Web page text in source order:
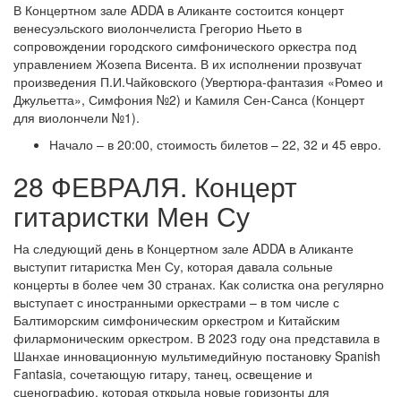
В Концертном зале ADDA в Аликанте состоится концерт
венесуэльского виолончелиста Грегорио Ньето в
сопровождении городского симфонического оркестра под
управлением Жозепа Висента. В их исполнении прозвучат
произведения П.И.Чайковского (Увертюра-фантазия «Ромео и
Джульетта», Симфония №2) и Камиля Сен-Санса (Концерт
для виолончели №1).
Начало – в 20:00, стоимость билетов – 22, 32 и 45 евро.
28 ФЕВРАЛЯ. Концерт
гитаристки Мен Су
На следующий день в Концертном зале ADDA в Аликанте
выступит гитаристка Мен Су, которая давала сольные
концерты в более чем 30 странах. Как солистка она регулярно
выступает с иностранными оркестрами – в том числе с
Балтиморским симфоническим оркестром и Китайским
филармоническим оркестром. В 2023 году она представила в
Шанхае инновационную мультимедийную постановку Spanish
Fantasia, сочетающую гитару, танец, освещение и
сценографию, которая открыла новые горизонты для